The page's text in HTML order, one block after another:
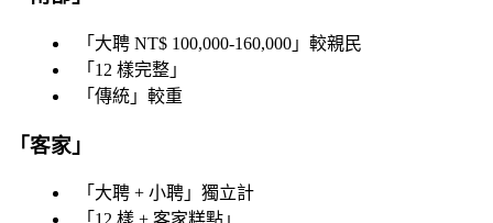
「 大聘 NT$ 100,000-160,000 」較親民
「 12 樣完整 」
「 傳統 」較重
「客家 」
「 大聘 + 小聘 」獨立計